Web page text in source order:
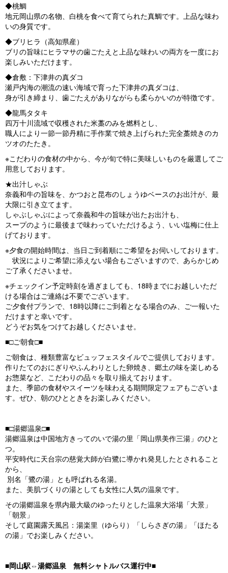
◆桃鯛
地元岡山県の名物、白桃を食べて育てられた真鯛です。上品な味わ
いの身質です。
◆ブリヒラ（高知県産）
ブリの旨味にヒラマサの歯ごたえと上品な味わいの両方を一度にお
楽しみいただけます。
◆倉敷：下津井の真ダコ
瀬戸内海の潮流の速い海域で育った下津井の真ダコは、
身が引き締まり、歯ごたえがありながらも柔らかいのが特徴です。
◆龍馬タタキ
四万十川流域で収穫された米藁のみを燃料とし、
職人により一節一節丹精に手作業で焼き上げられた完全藁焼きのカ
ツオのたたき。
※こだわりの食材の中から、今が旬で特に美味しいものを厳選してご
用意しております。
★出汁しゃぶ
奈義和牛の旨味を、かつおと昆布のしょうゆベースのお出汁が、最
大限に引き立てます。
しゃぶしゃぶによって奈義和牛の旨味が出たお出汁も、
スープのように最後まで味わっていただけるよう、いい塩梅に仕上
げております。
※夕食の開始時間は、当日ご到着順にご希望をお伺いしております。
状況によりご希望に添えない場合もございますので、あらかじめ
ご了承くださいませ。
※チェックイン予定時刻を過ぎましても、18時までにお越しいただ
ける場合はご連絡は不要でございます。
ご夕食付プランで、18時以降にご到着となる場合のみ、ご一報いた
だけますと幸いです。
どうぞお気をつけてお越しくださいませ。
■□ご朝食□■
ご朝食は、種類豊富なビュッフェスタイルでご提供しております。
作りたてのおにぎりやふんわりとした卵焼き、郷土の味を楽しめる
お惣菜など、こだわりの品々を取り揃えております。
また、季節の食材やスイーツを味わえる期間限定フェアもございま
す。ぜひ、朝のひとときをお楽しみください。
■□湯郷温泉□■
湯郷温泉は中国地方きってのいで湯の里「岡山県美作三湯」のひと
つ。
平安時代に天台宗の慈覚大師が白鷺に導かれ発見したとされること
から、
別名「鷺の湯」とも呼ばれる名湯。
また、美肌づくりの湯としても女性に人気の温泉です。
その湯郷温泉を県内最大級のゆったりとした温泉大浴場「大景」
「朝景」
そして庭園露天風呂：湯楽里（ゆらり）「しらさぎの湯」「ほたる
の湯」でお楽しみください。
■岡山駅⇔湯郷温泉 無料シャトルバス運行中■